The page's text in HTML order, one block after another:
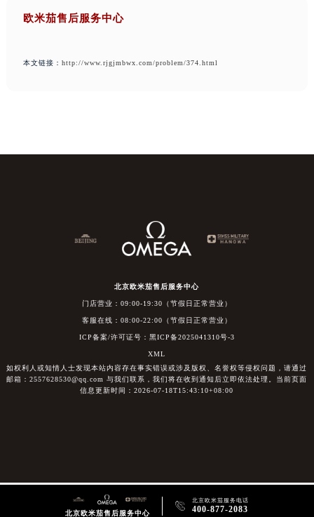
欧米茄售后服务中心
本文链接： http://www.rjgjmbwx.com/problem/374.html
北京欧米茄售后服务中心
门店营业：09:00-19:30（节假日正常营业）
客服在线：08:00-22:00（节假日正常营业）
ICP备案/许可证号：黑ICP备2025041310号-3
XML
如权利人或知情人士发现本站内容存在事实错误或涉及版权、名誉权等侵权问题，请通过
邮箱：2557628530@qq.com 与我们联系，我们将在收到通知后立即依法处理。当前页面
信息更新时间：2026-07-18T15:43:10+08:00
北京欧米茄售后服务中心
 北京欧米茄服务电话
400-877-2083